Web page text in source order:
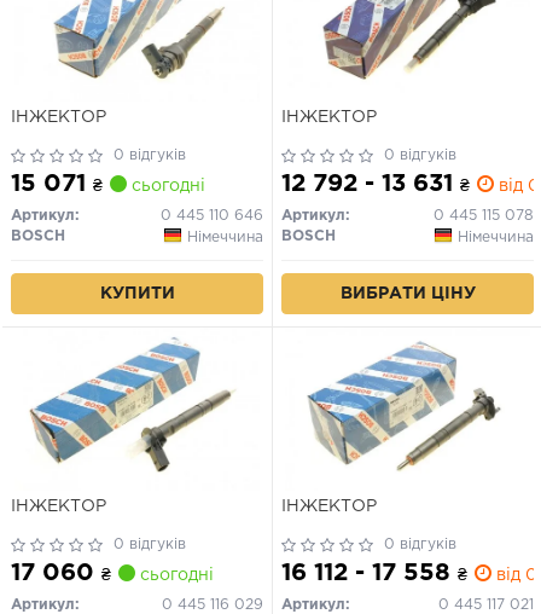
ІНЖЕКТОР
0 відгуків
15 071 ₴ сьогодні
Артикул:
0 445 110 646
BOSCH
Німеччина
КУПИТИ
ІНЖЕКТОР
0 відгуків
12 792 - 13 631 ₴ від
Артикул:
0 445 115 078
BOSCH
Німеччина
ВИБРАТИ ЦІНУ
ІНЖЕКТОР
0 відгуків
17 060 ₴ сьогодні
Артикул:
0 445 116 029
ІНЖЕКТОР
0 відгуків
16 112 - 17 558 ₴ від
Артикул:
0 445 117 021